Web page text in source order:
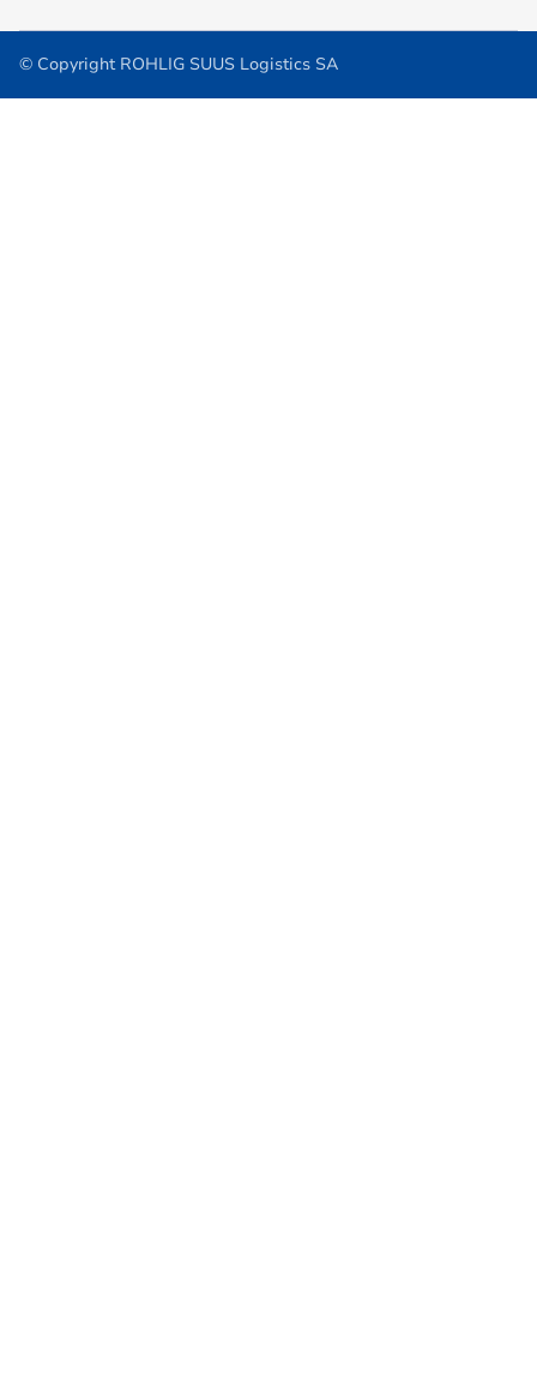
© Copyright ROHLIG SUUS Logistics SA